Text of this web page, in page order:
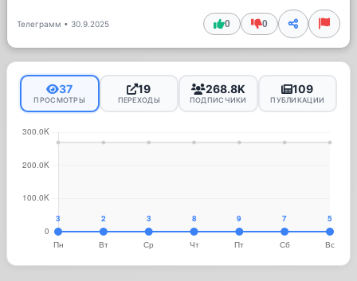
Телеграмм • 30.9.2025 0 0
37
ПРОСМОТРЫ
19
ПЕРЕХОДЫ
268.8K
ПОДПИСЧИКИ
109
ПУБЛИКАЦИИ